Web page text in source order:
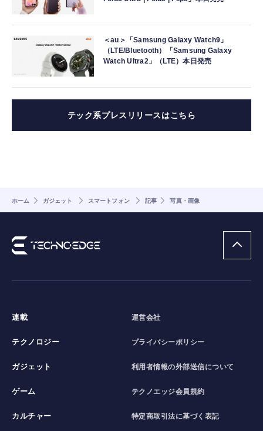
＜au＞「Samsung Galaxy Watch9」
（LTE/Bluetooth）「Samsung Galaxy
Watch Ultra2」（LTE）本日発売
テック系プレスリリースはこちら
ホーム ガジェット スマートフォン 記事 写真・画像
連載
テクノロジー
ガジェット
ゲーム
カルチャー
運営会社
プライバシーポリシー
利用者情報の外部送信について
テクノエッジ会員規約
特定商取引法に基づく表記